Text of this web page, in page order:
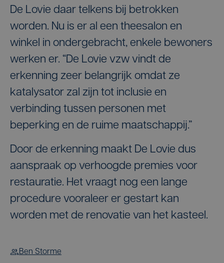
De Lovie daar telkens bij betrokken
worden. Nu is er al een theesalon en
winkel in ondergebracht, enkele bewoners
werken er. “De Lovie vzw vindt de
erkenning zeer belangrijk omdat ze
katalysator zal zijn tot inclusie en
verbinding tussen personen met
beperking en de ruime maatschappij.”
Door de erkenning maakt De Lovie dus
aanspraak op verhoogde premies voor
restauratie. Het vraagt nog een lange
procedure vooraleer er gestart kan
worden met de renovatie van het kasteel.
Ben Storme